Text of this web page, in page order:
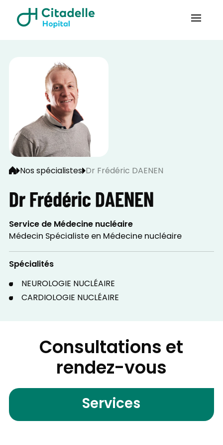
Nos spécialistes Dr Frédéric DAENEN
Dr Frédéric DAENEN
Service de Médecine nucléaire
Médecin Spécialiste en Médecine nucléaire
Spécialités
NEUROLOGIE NUCLÉAIRE
CARDIOLOGIE NUCLÉAIRE
Consultations et
rendez-vous
Services